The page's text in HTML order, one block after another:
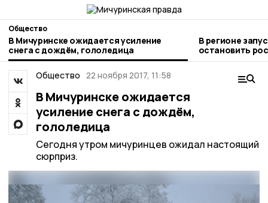
Общество
В Мичуринске ожидается усиление
снега с дождём, гололедица
В регионе
остановить
Общество 22 ноября 2017, 11:58
В Мичуринске ожидается
усиление снега с дождём,
гололедица
Сегодня утром мичуринцев ожидал настоящий
сюрприз.